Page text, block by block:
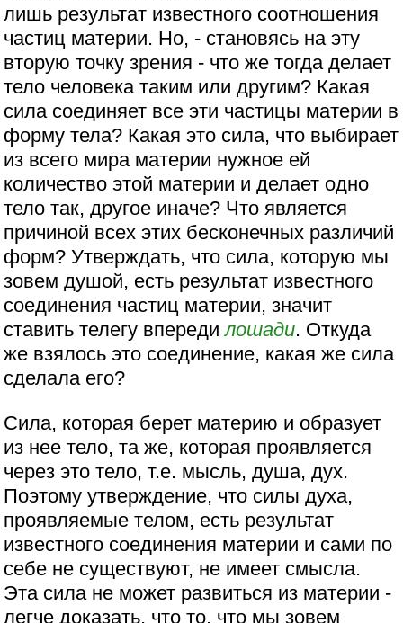
лишь результат известного соотношения
частиц материи. Но, - становясь на эту
вторую точку зрения - что же тогда делает
тело человека таким или другим? Какая
сила соединяет все эти частицы материи в
форму тела? Какая это сила, что выбирает
из всего мира материи нужное ей
количество этой материи и делает одно
тело так, другое иначе? Что является
причиной всех этих бесконечных различий
форм? Утверждать, что сила, которую мы
зовем душой, есть результат известного
соединения частиц материи, значит
ставить телегу впередилошади. Откуда
же взялось это соединение, какая же сила
сделала его?
Сила, которая берет материю и образует
из нее тело, та же, которая проявляется
через это тело, т.е. мысль, душа, дух.
Поэтому утверждение, что силы духа,
проявляемые телом, есть результат
известного соединения материи и сами по
себе не существуют, не имеет смысла.
Эта сила не может развиться из материи -
легче доказать, что то, что мы зовем